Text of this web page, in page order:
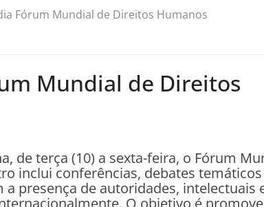
Fórum Mundial de Direitos Humanos
Mundial de Direitos
de terça (10) a sexta-feira, o Fórum
inclui conferências, debates
presença de autoridades, intelectuais
O objetivo é